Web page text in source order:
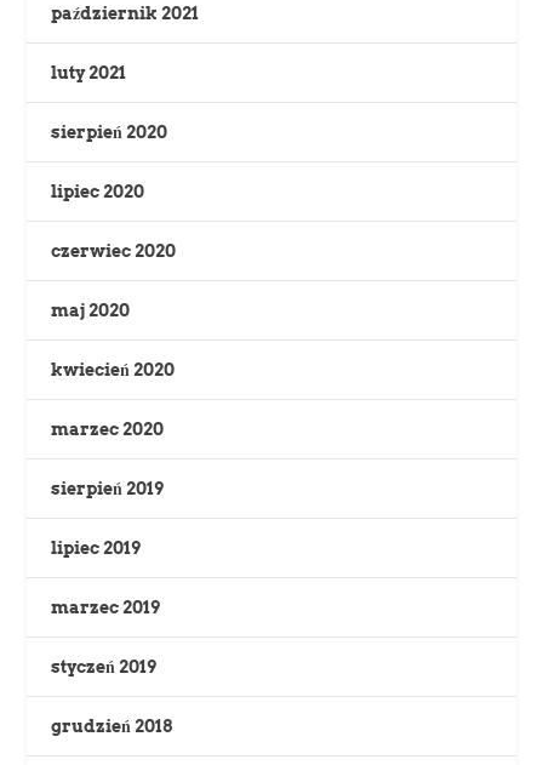
październik 2021
luty 2021
sierpień 2020
lipiec 2020
czerwiec 2020
maj 2020
kwiecień 2020
marzec 2020
sierpień 2019
lipiec 2019
marzec 2019
styczeń 2019
grudzień 2018